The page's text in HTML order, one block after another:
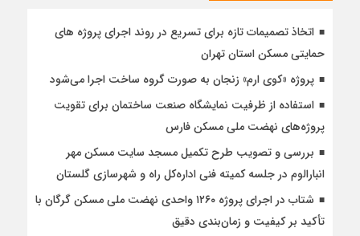
اتخاذ تصمیمات تازه برای تسریع در روند اجرای پروژه های
حمایتی مسکن استان تهران
پروژه «کوی ارم» زنجان به صورت گروه ساخت اجرا می‌شود
استفاده از ظرفیت نمایشگاه صنعت ساختمان برای تقویت
پروژه‌های نهضت ملی مسکن فارس
بررسی و تصویب طرح تکمیل مسجد سایت مسکن مهر
انبارالوم در جلسه کمیته فنی اداره‌کل راه و شهرسازی گلستان
شتاب در اجرای پروژه ۱۲۶۰ واحدی نهضت ملی مسکن گرگان با
تأکید بر کیفیت و زمان‌بندی دقیق